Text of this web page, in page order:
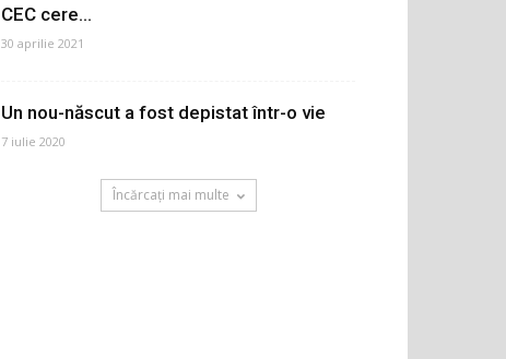
CEC cere...
30 aprilie 2021
Un nou-născut a fost depistat într-o vie
7 iulie 2020
Încărcați mai multe